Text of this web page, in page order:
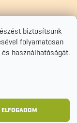
biztosítsunk
folyamatosan
használhatóságát.
ELFOGADOM
tájékoztató